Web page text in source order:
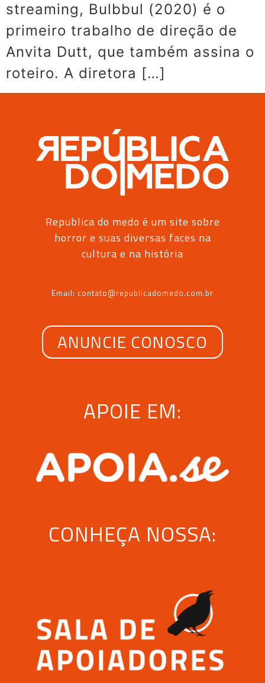
streaming, Bulbbul (2020) é o
primeiro trabalho de direção de
Anvita Dutt, que também assina o
roteiro. A diretora […]
Republica do medo é um site sobre
horror e suas diversas faces na
cultura e na história
Email: contato@republicadomedo.com.br
ANUNCIE CONOSCO
APOIE EM:
CONHEÇA NOSSA: